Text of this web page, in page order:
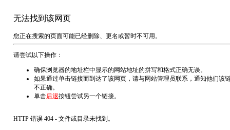
无法找到该网页
您正在搜索的页面可能已经删除、更名或暂时不可用。
请尝试以下操作：
确保浏览器的地址栏中显示的网站地址的拼写和格式正确无误。
如果通过单击链接而到达了该网页，请与网站管理员联系，通知他们该
不正确。
单击后退按钮尝试另一个链接。
HTTP 错误 404 - 文件或目录未找到。